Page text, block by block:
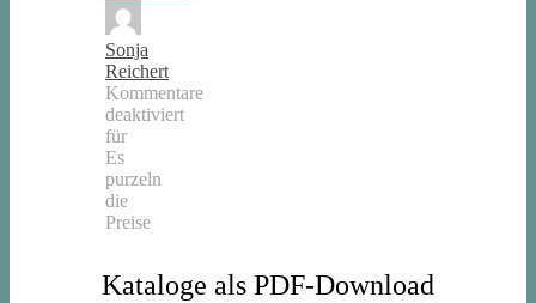
Sonja
Reichert
Kommentare
deaktiviert
für
Es
purzeln
die
Preise
Kataloge als PDF-Download